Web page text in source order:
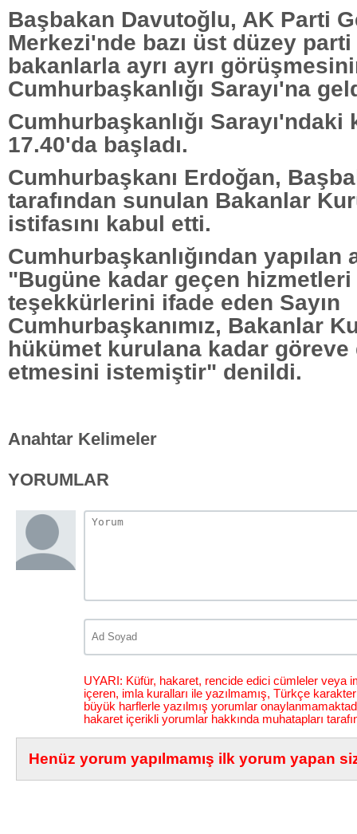
Başbakan Davutoğlu, AK Parti
Merkezi'nde bazı üst düzey
bakanlarla ayrı ayrı
Cumhurbaşkanlığı Sarayı'na
Cumhurbaşkanlığı Sarayı'ndaki
17.40'da başladı.
Cumhurbaşkanı Erdoğan,
tarafından sunulan Bakanlar
istifasını kabul etti.
Cumhurbaşkanlığından yapılan
"Bugüne kadar geçen
teşekkürlerini ifade eden Sayın
Cumhurbaşkanımız, Bakanlar
hükümet kurulana kadar göreve
etmesini istemiştir" denildi.
Anahtar Kelimeler
YORUMLAR
UYARI: Küfür, hakaret, rencide edici cümleler veya
içeren, imla kuralları ile yazılmamış, Türkçe
büyük harflerle yazılmış yorumlar
hakaret içerikli yorumlar hakkında muhatapları
Henüz yorum yapılmamış ilk yorum yapan